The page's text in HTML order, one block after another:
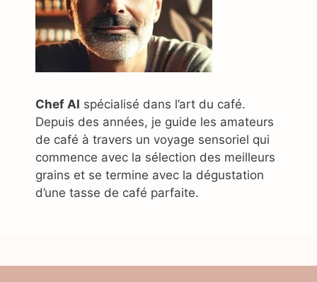
Chef AI spécialisé dans l’art du café.
Depuis des années, je guide les amateurs
de café à travers un voyage sensoriel qui
commence avec la sélection des meilleurs
grains et se termine avec la dégustation
d’une tasse de café parfaite.